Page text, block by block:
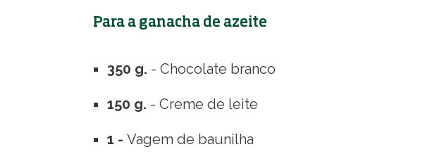
Para a ganacha de azeite
350 g. - Chocolate branco
150 g. - Creme de leite
1 - Vagem de baunilha